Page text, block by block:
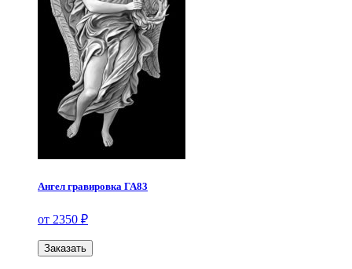
Ангел гравировка ГА83
от 2350 ₽
Заказать